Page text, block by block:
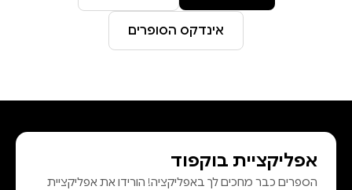
אינדקס הסופרים
אפליקציית בוקפוד
הספרים כבר מחכים לך באפליקציה! הורידו את אפליקציית